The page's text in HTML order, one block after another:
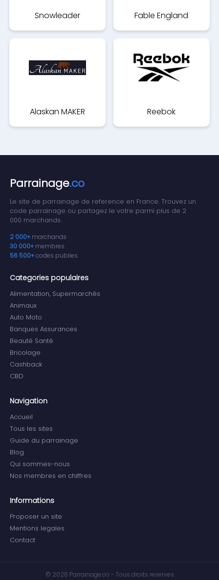
Snowleader Fable England
Alaskan MAKER Reebok
Parrainage.co
Le site de parrainage de reference en France. Trouvez un
code parrainage ou partagez le votre parmi plus de 2
000 marchands.
2 000+ marchands
30 000+ membres
56 500+codes publies
Categories populaires
Alimentation, Supermarchés
Animaux
Auto Moto
Banques Assurances
Beauté Santé
Bricolage
Cashback
CBD
Navigation
Accueil
Tous les sites
Guide du parrainage
Blog
Qui sommes-nous
Nos membres en chiffres
Informations
Proposer un site
Mentions legales
Contact
© 2026 Parrainage.co - Tous droits reserves